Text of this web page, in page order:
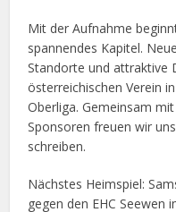
Mit der Aufnahme
spannendes Kapitel.
Standorte und attraktive
österreichischen Verein
Oberliga. Gemeinsam
Sponsoren freuen wir
schreiben.
Nächstes Heimspiel:
gegen den EHC Seewen